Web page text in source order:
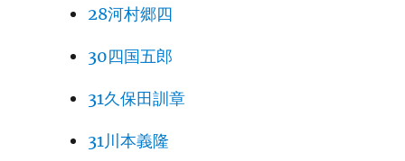
28河村郷四
30四国五郎
31久保田訓章
31川本義隆